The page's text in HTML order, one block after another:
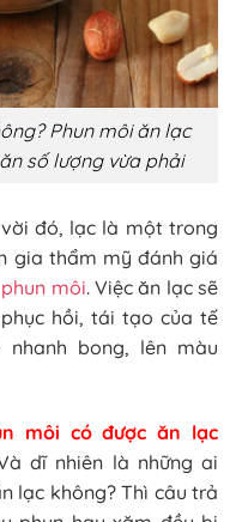
Phun môi ăn lạc
số lượng vừa phải
đó, lạc là một trong
gia thẩm mỹ đánh giá
phun môi. Việc ăn lạc sẽ
hồi, tái tạo của tế
bong, lên màu
môi có được ăn lạc
dĩ nhiên là những ai
lạc không? Thì câu trả